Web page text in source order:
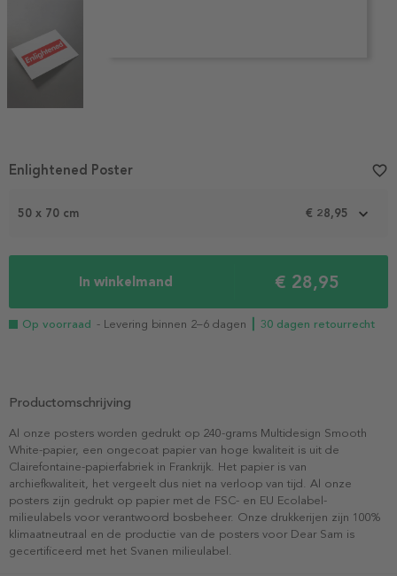
Item
50 x 70 cm € 28,95
In winkelmand € 28,95
Op voorraad - Levering binnen 2–6 dagen ┃ 30 dagen retourrecht
Enlightened Poster favorite_border
Productomschrijving
Al onze posters worden gedrukt op 240-grams Multidesign Smooth
White-papier, een ongecoat papier van hoge kwaliteit is uit de
Clairefontaine-papierfabriek in Frankrijk. Het papier is van
archiefkwaliteit, het vergeelt dus niet na verloop van tijd. Al onze
posters zijn gedrukt op papier met de FSC- en EU Ecolabel-
milieulabels voor verantwoord bosbeheer. Onze drukkerijen zijn 100%
klimaatneutraal en de productie van de posters voor Dear Sam is
gecertificeerd met het Svanen milieulabel.